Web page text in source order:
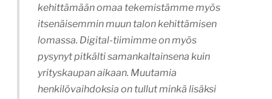
kehittämään omaa tekemistämme myös
itsenäisemmin muun talon kehittämisen
lomassa. Digital-tiimimme on myös
pysynyt pitkälti samankaltainsena kuin
yrityskaupan aikaan. Muutamia
henkilövaihdoksia on tullut minkä lisäksi